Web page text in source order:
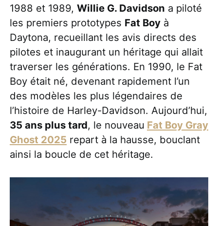
1988 et 1989, Willie G. Davidson a piloté
les premiers prototypes Fat Boy à
Daytona, recueillant les avis directs des
pilotes et inaugurant un héritage qui allait
traverser les générations. En 1990, le Fat
Boy était né, devenant rapidement l’un
des modèles les plus légendaires de
l’histoire de Harley-Davidson. Aujourd’hui,
35 ans plus tard, le nouveau Fat Boy Gray
Ghost 2025 repart à la hausse, bouclant
ainsi la boucle de cet héritage.